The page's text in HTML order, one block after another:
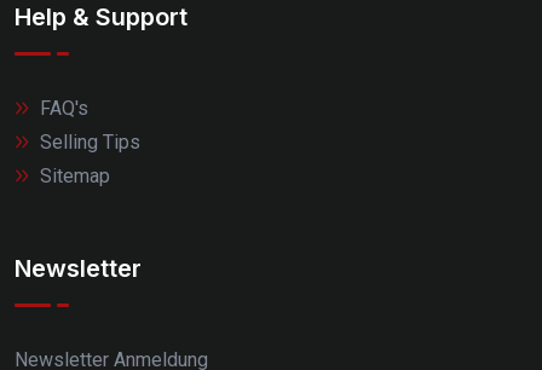
Help & Support
FAQ's
Selling Tips
Sitemap
Newsletter
Newsletter Anmeldung